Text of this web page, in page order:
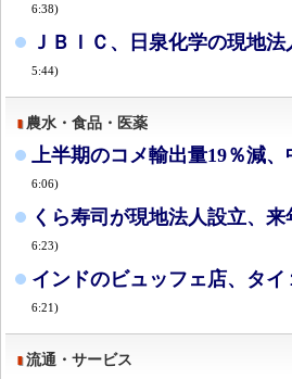
6:38)
ＪＢＩＣ、日泉化学の現地
5:44)
農水・食品・医薬
上半期のコメ輸出量19％減
6:06)
くら寿司が現地法人設立、
6:23)
インドのビュッフェ店、タ
6:21)
流通・サービス